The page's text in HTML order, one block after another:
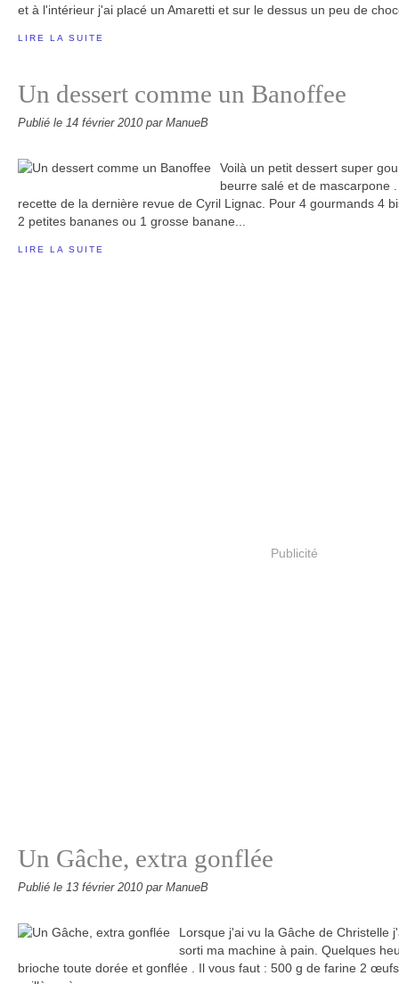
et à l'intérieur j'ai placé un Amaretti et sur le dessus un peu de
LIRE LA SUITE
Un dessert comme un Banoffee
Publié le 14 février 2010 par ManueB
Voilà un petit dessert super
beurre salé et de mascarpone
recette de la dernière revue de Cyril Lignac. Pour 4 gourmands 4
2 petites bananes ou 1 grosse banane...
LIRE LA SUITE
Publicité
Un Gâche, extra gonflée
Publié le 13 février 2010 par ManueB
Lorsque j'ai vu la Gâche de Christelle
sorti ma machine à pain. Quelques
brioche toute dorée et gonflée . Il vous faut : 500 g de farine 2